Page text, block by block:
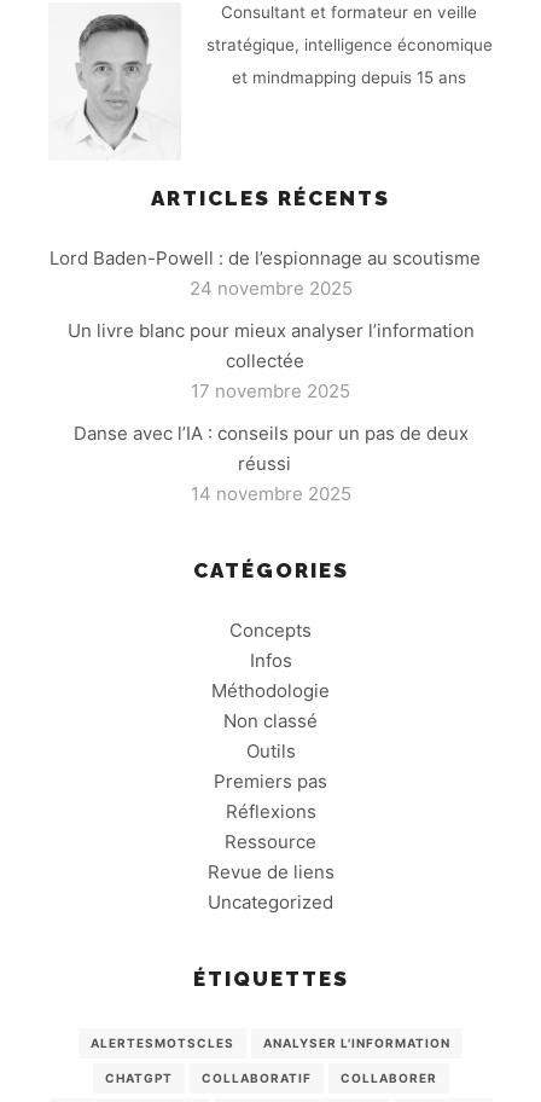
Consultant et formateur en veille
stratégique, intelligence économique
et mindmapping depuis 15 ans
ARTICLES RÉCENTS
Lord Baden-Powell : de l’espionnage au scoutisme
24 novembre 2025
Un livre blanc pour mieux analyser l’information
collectée
17 novembre 2025
Danse avec l’IA : conseils pour un pas de deux
réussi
14 novembre 2025
CATÉGORIES
Concepts
Infos
Méthodologie
Non classé
Outils
Premiers pas
Réflexions
Ressource
Revue de liens
Uncategorized
ÉTIQUETTES
ALERTESMOTSCLES ANALYSER L'INFORMATION
CHATGPT COLLABORATIF COLLABORER